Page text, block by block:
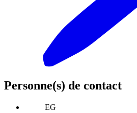
Personne(s) de contact
EG